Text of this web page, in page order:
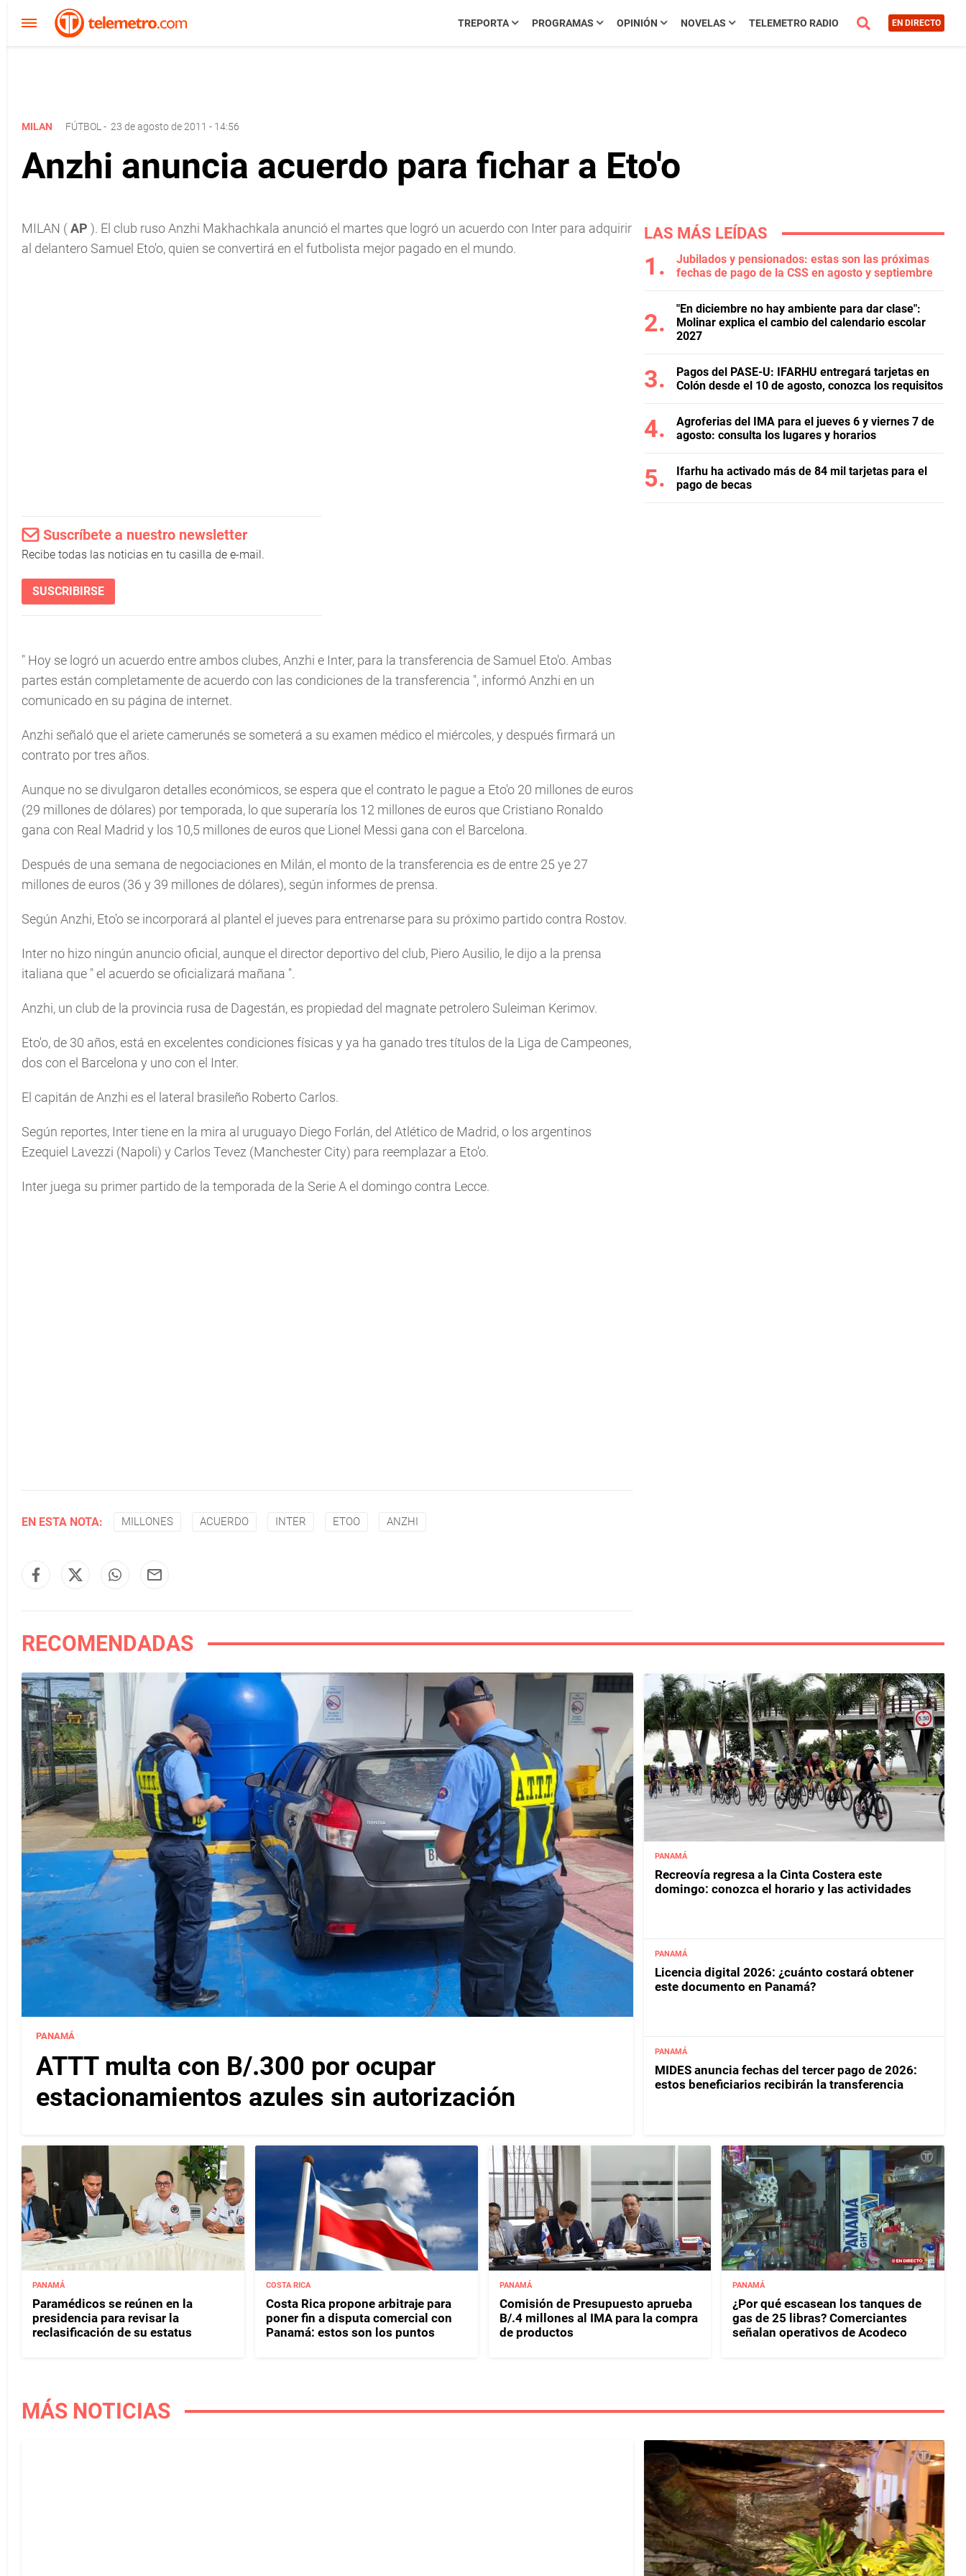
TREPORTA PROGRAMAS OPINIÓN NOVELAS TELEMETRO RADIO EN DIRECTO
MILAN FÚTBOL - 23 de agosto de 2011 - 14:56
Anzhi anuncia acuerdo para fichar a Eto'o
MILAN (AP ). El club ruso Anzhi Makhachkala anunció el martes que logró un acuerdo con Inter para adquirir
al delantero Samuel Eto'o, quien se convertirá en el futbolista mejor pagado en el mundo.
Suscríbete a nuestro newsletter
Recibe todas las noticias en tu casilla de e-mail.
SUSCRIBIRSE
" Hoy se logró un acuerdo entre ambos clubes, Anzhi e Inter, para la transferencia de Samuel Eto'o. Ambas
partes están completamente de acuerdo con las condiciones de la transferencia ", informó Anzhi en un
comunicado en su página de internet.
Anzhi señaló que el ariete camerunés se someterá a su examen médico el miércoles, y después firmará un
contrato por tres años.
Aunque no se divulgaron detalles económicos, se espera que el contrato le pague a Eto'o 20 millones de euros
(29 millones de dólares) por temporada, lo que superaría los 12 millones de euros que Cristiano Ronaldo
gana con Real Madrid y los 10,5 millones de euros que Lionel Messi gana con el Barcelona.
Después de una semana de negociaciones en Milán, el monto de la transferencia es de entre 25 ye 27
millones de euros (36 y 39 millones de dólares), según informes de prensa.
Según Anzhi, Eto'o se incorporará al plantel el jueves para entrenarse para su próximo partido contra Rostov.
Inter no hizo ningún anuncio oficial, aunque el director deportivo del club, Piero Ausilio, le dijo a la prensa
italiana que "el acuerdo se oficializará mañana ".
Anzhi, un club de la provincia rusa de Dagestán, es propiedad del magnate petrolero Suleiman Kerimov.
Eto'o, de 30 años, está en excelentes condiciones físicas y ya ha ganado tres títulos de la Liga de Campeones,
dos con el Barcelona y uno con el Inter.
El capitán de Anzhi es el lateral brasileño Roberto Carlos.
Según reportes, Inter tiene en la mira al uruguayo Diego Forlán, del Atlético de Madrid, o los argentinos
Ezequiel Lavezzi (Napoli) y Carlos Tevez (Manchester City) para reemplazar a Eto'o.
Inter juega su primer partido de la temporada de la Serie A el domingo contra Lecce.
EN ESTA NOTA: MILLONES ACUERDO INTER ETOO ANZHI
LAS MÁS LEÍDAS
Jubilados y pensionados: estas son las próximas
fechas de pago de la CSS en agosto y septiembre
"En diciembre no hay ambiente para dar clase":
Molinar explica el cambio del calendario escolar
2027
Pagos del PASE-U: IFARHU entregará tarjetas en
Colón desde el 10 de agosto, conozca los requisitos
Agroferias del IMA para el jueves 6 y viernes 7 de
agosto: consulta los lugares y horarios
Ifarhu ha activado más de 84 mil tarjetas para el
pago de becas
RECOMENDADAS
PANAMÁ
ATTT multa con B/.300 por ocupar
estacionamientos azules sin autorización
PANAMÁ
Recreovía regresa a la Cinta Costera este
domingo: conozca el horario y las actividades
PANAMÁ
Licencia digital 2026: ¿cuánto costará obtener
este documento en Panamá?
PANAMÁ
MIDES anuncia fechas del tercer pago de 2026:
estos beneficiarios recibirán la transferencia
PANAMÁ
Paramédicos se reúnen en la
presidencia para revisar la
reclasificación de su estatus
COSTA RICA
Costa Rica propone arbitraje para
poner fin a disputa comercial con
Panamá: estos son los puntos
PANAMÁ
Comisión de Presupuesto aprueba
B/.4 millones al IMA para la compra
de productos
PANAMÁ
¿Por qué escasean los tanques de
gas de 25 libras? Comerciantes
señalan operativos de Acodeco
MÁS NOTICIAS